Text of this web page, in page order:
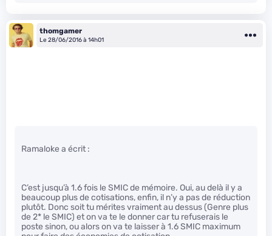
thomgamer
Le 28/06/2016 à 14h01
Ramaloke a écrit :
C’est jusqu’à 1.6 fois le SMIC de mémoire. Oui, au delà il y a
beaucoup plus de cotisations, enfin, il n’y a pas de réduction
plutôt. Donc soit tu mérites vraiment au dessus (Genre plus
de 2* le SMIC) et on va te le donner car tu refuserais le
poste sinon, ou alors on va te laisser à 1.6 SMIC maximum